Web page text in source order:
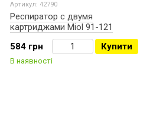
Артикул: 42790
Респиратор с двумя
картриджами Miol 91-121
584 грн
Купити
В наявності